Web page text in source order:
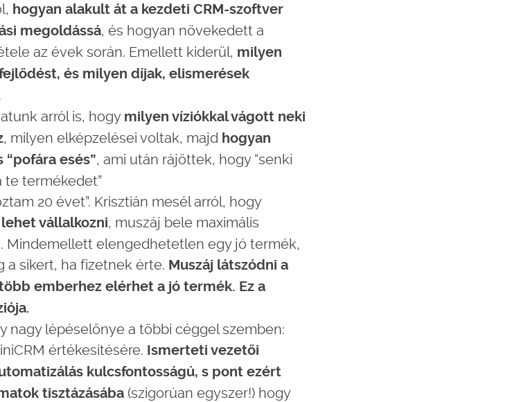
hogyan alakult át a kezdeti CRM-szoftver
megoldássá, és hogyan növekedett a
az évek során. Emellett kiderül, milyen
és milyen díjak, elismerések
arról is, hogy milyen víziókkal vágott neki
, milyen elképzelései voltak, majd hogyan
esés”, ami után rájöttek, hogy “senki
te termékedet”
20 évet”. Krisztián mesél arról, hogy
vállalkozni, muszáj bele maximális
Mindemellett elengedhetetlen egy jó termék,
a sikert, ha fizetnek érte. Muszáj látszódni a
emberhez elérhet a jó termék. Ez a
nagy lépéselőnye a többi céggel szemben:
értékesítésére. Ismerteti vezetői
kulcsfontosságú, s pont ezért
tisztázásába (szigorúan egyszer!) hogy